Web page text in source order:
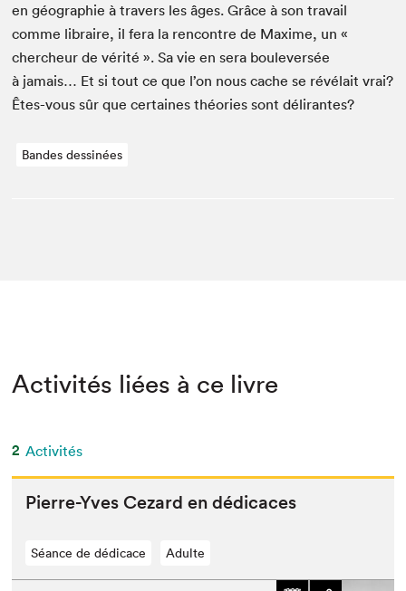
en géo­gra­phie à tra­vers les âges. Grâce à son tra­vail
comme libraire, il fera la ren­con­tre de Maxime, un «
chercheur de vérité ». Sa vie en sera boulever­sée
à jamais… Et si tout ce que l’on nous cache se révélait vrai?
Êtes-vous sûr que cer­taines théories sont délirantes?
Bandes dessinées
Activités liées à ce livre
2 Activités
Pierre-Yves Cezard en dédicaces
Séance de dédicace Adulte